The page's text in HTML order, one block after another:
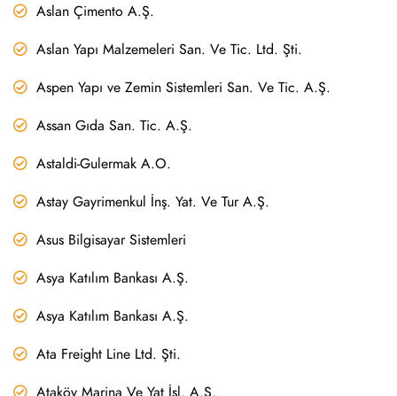
Aslan Çimento A.Ş.
Aslan Yapı Malzemeleri San. Ve Tic. Ltd. Şti.
Aspen Yapı ve Zemin Sistemleri San. Ve Tic. A.Ş.
Assan Gıda San. Tic. A.Ş.
Astaldi-Gulermak A.O.
Astay Gayrimenkul İnş. Yat. Ve Tur A.Ş.
Asus Bilgisayar Sistemleri
Asya Katılım Bankası A.Ş.
Asya Katılım Bankası A.Ş.
Ata Freight Line Ltd. Şti.